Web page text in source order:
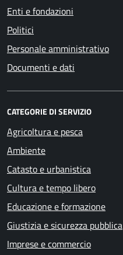
Enti e fondazioni
Politici
Personale amministrativo
Documenti e dati
CATEGORIE DI SERVIZIO
Agricoltura e pesca
Ambiente
Catasto e urbanistica
Cultura e tempo libero
Educazione e formazione
Giustizia e sicurezza pubblica
Imprese e commercio